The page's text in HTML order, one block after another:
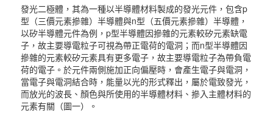
發光二極體，其為一種以半導體材料製成的發光元件，包含p
型（三價元素摻雜）半導體與n型（五價元素摻雜）半導體，
以矽半導體元件為例，p型半導體因摻雜的元素較矽元素缺電
子，故主要導電粒子可視為帶正電荷的電洞；而n型半導體因
摻雜的元素較矽元素具有更多電子，故主要導電粒子為帶負電
荷的電子。於元件兩側施加正向偏壓時，會產生電子與電洞，
當電子與電洞結合時，能量以光的形式釋出，屬於電致發光，
而放光的波長、顏色與所使用的半導體材料、摻入主體材料的
元素有關（圖一）。